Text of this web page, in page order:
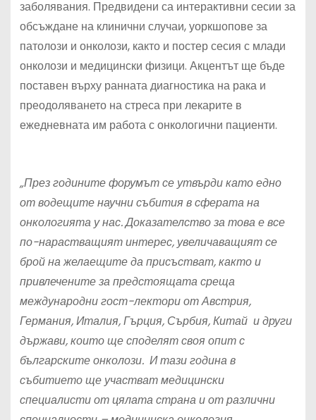
заболявания. Предвидени са интерактивни сесии за
обсъждане на клинични случаи, уоркшопове за
патолози и онколози, както и постер сесия с млади
онколози и медицински физици. Акцентът ще бъде
поставен върху ранната диагностика на рака и
преодоляването на стреса при лекарите в
ежедневната им работа с онкологични пациенти.
„През годините форумът се утвърди като едно
от водещите научни събития в сферата на
онкологията у нас. Доказателство за това е все
по-нарастващият интерес, увеличаващият се
брой на желаещите да присъстват, както и
привлечените за предстоящата среща
международни гост-лектори от Австрия,
Германия, Италия, Гърция, Сърбия, Китай и други
държави, които ще споделят своя опит с
българските онколози. И тази година в
събитието ще участват медицински
специалисти от цялата страна и от различни